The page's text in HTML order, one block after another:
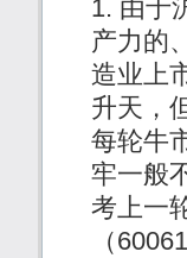
由于
产力的
造业上
升天，
每轮牛
牢一般
考上一
（